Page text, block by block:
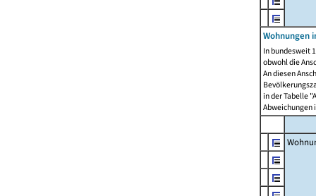
Wohnungen
In bundesweit
obwohl die
An diesen
in der Tabelle
Abweichungen